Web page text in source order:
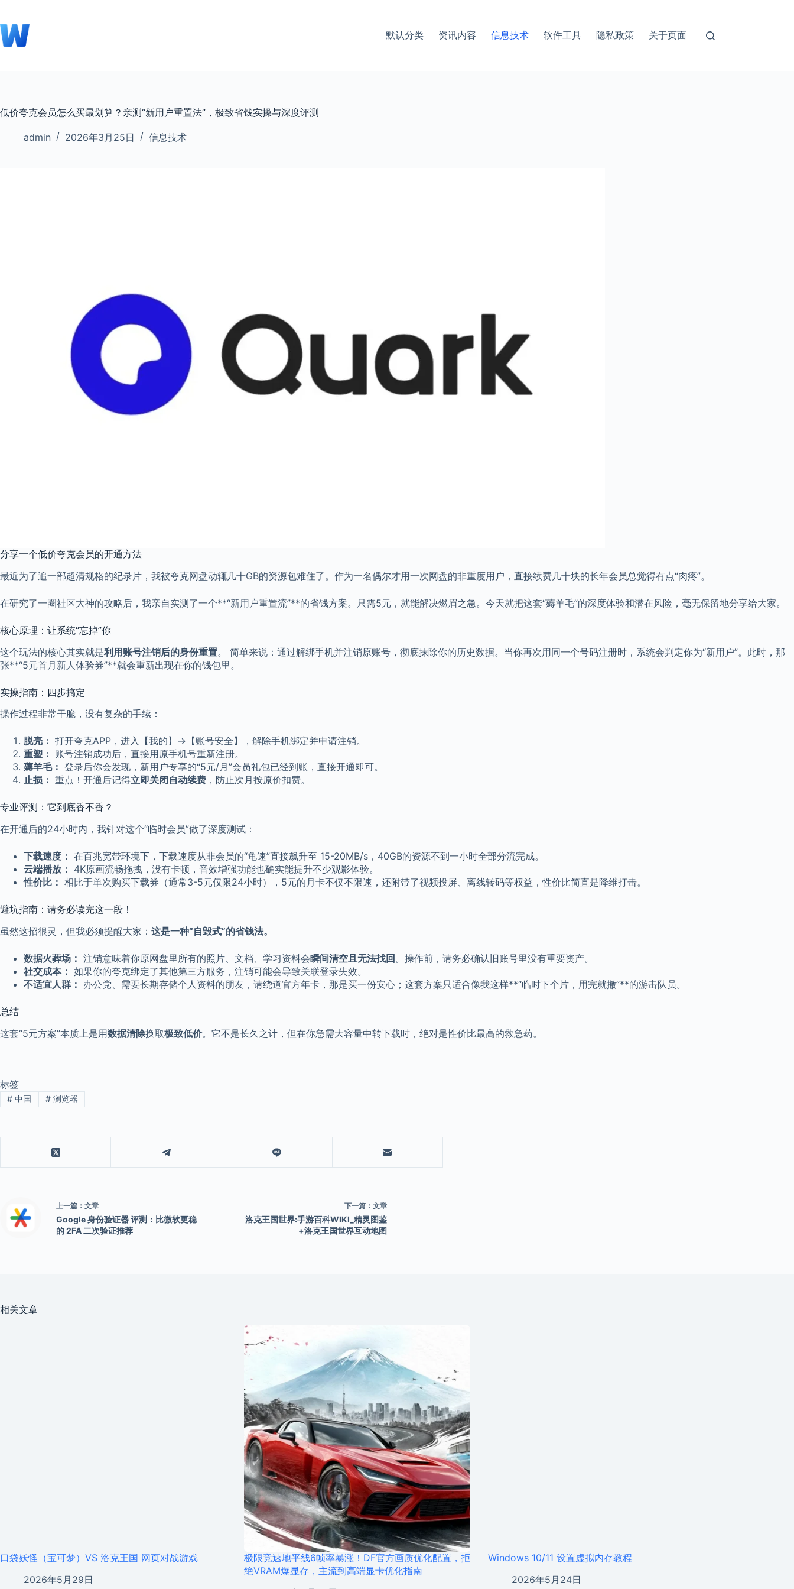
内
容
默认分类 资讯内容 信息技术 软件工具 隐私政策 关于页面
低价夸克会员怎么买最划算？亲测“新用户重置法”，极致省钱实操与深度评测
admin 2026年3月25日 信息技术
分享一个低价夸克会员的开通方法
最近为了追一部超清规格的纪录片，我被夸克网盘动辄几十GB的资源包难住了。作为一名偶尔才用一次网盘的非重度用户，直接续费几十块的长年会员总觉得有点“肉疼”。
在研究了一圈社区大神的攻略后，我亲自实测了一个**“新用户重置流”**的省钱方案。只需5元，就能解决燃眉之急。今天就把这套“薅羊毛”的深度体验和潜在风险，毫无保留地分享给大家。
核心原理：让系统“忘掉”你
这个玩法的核心其实就是利用账号注销后的身份重置。 简单来说：通过解绑手机并注销原账号，彻底抹除你的历史数据。当你再次用同一个号码注册时，系统会判定你为“新用户”。此时，那
张**“5元首月新人体验券”**就会重新出现在你的钱包里。
实操指南：四步搞定
操作过程非常干脆，没有复杂的手续：
脱壳： 打开夸克APP，进入【我的】→【账号安全】，解除手机绑定并申请注销。
重塑： 账号注销成功后，直接用原手机号重新注册。
薅羊毛： 登录后你会发现，新用户专享的“5元/月”会员礼包已经到账，直接开通即可。
止损： 重点！开通后记得立即关闭自动续费 ，防止次月按原价扣费。
专业评测：它到底香不香？
在开通后的24小时内，我针对这个“临时会员”做了深度测试：
下载速度： 在百兆宽带环境下，下载速度从非会员的“龟速”直接飙升至 15-20MB/s，40GB的资源不到一小时全部分流完成。
云端播放： 4K原画流畅拖拽，没有卡顿，音效增强功能也确实能提升不少观影体验。
性价比： 相比于单次购买下载券（通常3-5元仅限24小时），5元的月卡不仅不限速，还附带了视频投屏、离线转码等权益，性价比简直是降维打击。
避坑指南：请务必读完这一段！
虽然这招很灵，但我必须提醒大家： 这是一种“自毁式”的省钱法。
数据火葬场： 注销意味着你原网盘里所有的照片、文档、学习资料会瞬间清空且无法找回。操作前，请务必确认旧账号里没有重要资产。
社交成本： 如果你的夸克绑定了其他第三方服务，注销可能会导致关联登录失效。
不适宜人群： 办公党、需要长期存储个人资料的朋友，请绕道官方年卡，那是买一份安心；这套方案只适合像我这样**“临时下个片，用完就撤”**的游击队员。
总结
这套“5元方案”本质上是用数据清除换取极致低价。它不是长久之计，但在你急需大容量中转下载时，绝对是性价比最高的救急药。
标签
#中国 #浏览器
上一篇： 文章
Google 身份验证器 评测：比微软更稳
的 2FA 二次验证推荐
下一篇： 文章
洛克王国世界:手游百科WIKI_精灵图鉴
+洛克王国世界互动地图
相关文章
口袋妖怪（宝可梦）VS 洛克王国 网页对战游戏
2026年5月29日
极限竞速地平线6帧率暴涨！DF官方画质优化配置，拒
绝VRAM爆显存，主流到高端显卡优化指南
Windows 10/11 设置虚拟内存教程
2026年5月24日